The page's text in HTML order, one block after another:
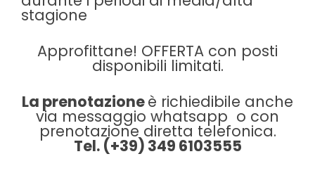
stagione
Approfittane! OFFERTA con posti
disponibili limitati.
La prenotazioneè richiedibile anche
via messaggio whatsapp o con
prenotazione diretta telefonica.
Tel. (+39) 349 6103555